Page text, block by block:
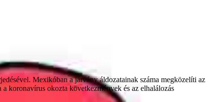
Mexikóban a járvány áldozatainak száma megközelíti az
koronavírus okozta következmények és az elhalálozás